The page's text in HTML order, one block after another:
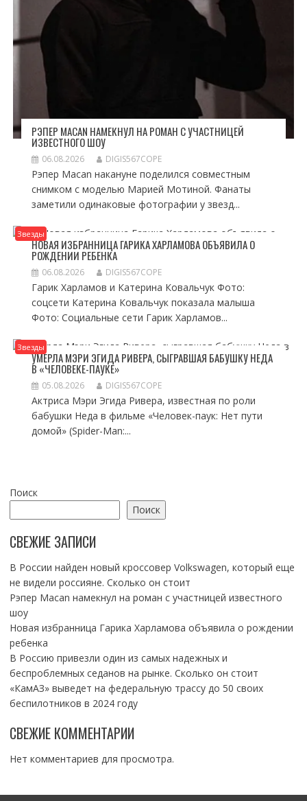
РЭПЕР MACAN НАМЕКНУЛ НА РОМАН С УЧАСТНИЦЕЙ
ИЗВЕСТНОГО ШОУ
06.08.2026 DIGIS567COPE
Рэпер Macan накануне поделился совместным
снимком с моделью Марией Мотиной. Фанаты
заметили одинаковые фотографии у звезд...
Звезды
НОВАЯ ИЗБРАННИЦА ГАРИКА ХАРЛАМОВА ОБЪЯВИЛА О
РОЖДЕНИИ РЕБЕНКА
06.08.2026 DIGIS567COPE
Гарик Харламов и Катерина Ковальчук Фото:
соцсети Катерина Ковальчук показала малыша
Фото: Социальные сети Гарик Харламов...
Звезды
УМЕРЛА МЭРИ ЭГИДА РИВЕРА, СЫГРАВШАЯ БАБУШКУ НЕДА
В «ЧЕЛОВЕКЕ-ПАУКЕ»
05.08.2026 DIGIS567COPE
Актриса Мэри Эгида Ривера, известная по роли
бабушки Неда в фильме «Человек-паук: Нет пути
домой» (Spider-Man:...
Поиск
Поиск
СВЕЖИЕ ЗАПИСИ
В России найден новый кроссовер Volkswagen, который еще
не видели россияне. Сколько он стоит
Рэпер Macan намекнул на роман с участницей известного
шоу
Новая избранница Гарика Харламова объявила о рождении
ребенка
В Россию привезли один из самых надежных и
беспроблемных седанов на рынке. Сколько он стоит
«КамАЗ» выведет на федеральную трассу до 50 своих
беспилотников в 2024 году
СВЕЖИЕ КОММЕНТАРИИ
Нет комментариев для просмотра.